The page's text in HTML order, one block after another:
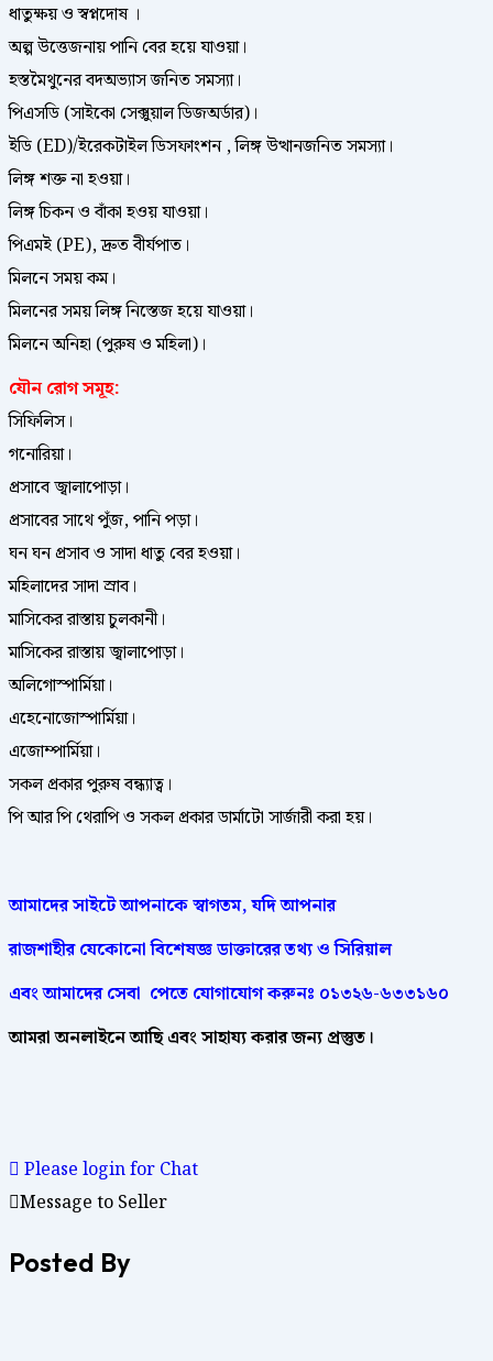
ধাতুক্ষয় ও স্বপ্নদোষ ।
অল্প উত্তেজনায় পানি বের হয়ে যাওয়া।
হস্তমৈথুনের বদঅভ্যাস জনিত সমস্যা।
পিএসডি (সাইকো সেক্সুয়াল ডিজঅর্ডার)।
ইডি (ED)/ইরেকটাইল ডিসফাংশন , লিঙ্গ উত্থানজনিত সমস্যা।
লিঙ্গ শক্ত না হওয়া।
লিঙ্গ চিকন ও বাঁকা হওয় যাওয়া।
পিএমই (PE), দ্রুত বীর্যপাত।
মিলনে সময় কম।
মিলনের সময় লিঙ্গ নিস্তেজ হয়ে যাওয়া।
মিলনে অনিহা (পুরুষ ও মহিলা)।
যৌন রোগ সমূহ:
সিফিলিস।
গনোরিয়া।
প্রসাবে জ্বালাপোড়া।
প্রসাবের সাথে পুঁজ, পানি পড়া।
ঘন ঘন প্রসাব ও সাদা ধাতু বের হওয়া।
মহিলাদের সাদা স্রাব।
মাসিকের রাস্তায় চুলকানী।
মাসিকের রাস্তায় জ্বালাপোড়া।
অলিগোস্পার্মিয়া।
এহেনোজোস্পার্মিয়া।
এজোম্পার্মিয়া।
সকল প্রকার পুরুষ বন্ধ্যাত্ব।
পি আর পি থেরাপি ও সকল প্রকার ডার্মাটো সার্জারী করা হয়।
আমাদেরসাইটেআপনাকেস্বাগতম,যদিআপনার
রাজশাহীর যেকোনো বিশেষজ্ঞডাক্তারেরতথ্য ও সিরিয়াল
এবং আমাদের সেবা পেতে যোগাযোগ করুনঃ ০১৩২৬-৬৩৩১৬০
আমরা অনলাইনেআছি এবংসাহায্যকরারজন্য প্রস্তুত।
Please login for Chat
Message to Seller
Posted By